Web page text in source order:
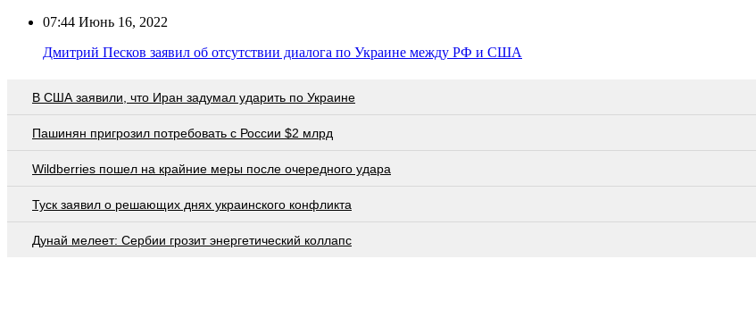
07:44 Июнь 16, 2022
Дмитрий Песков заявил об отсутствии диалога по Украине между РФ и США
В США заявили, что Иран задумал ударить по Украине
Пашинян пригрозил потребовать c России $2 млрд
Wildberries пошел на крайние меры после очередного удара
Туск заявил о решающих днях украинского конфликта
Дунай мелеет: Сербии грозит энергетический коллапс